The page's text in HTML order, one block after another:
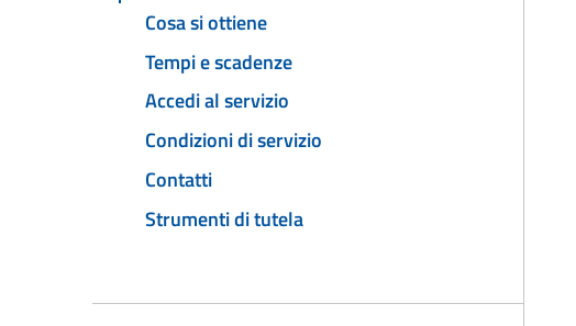
Cosa si ottiene
Tempi e scadenze
Accedi al servizio
Condizioni di servizio
Contatti
Strumenti di tutela